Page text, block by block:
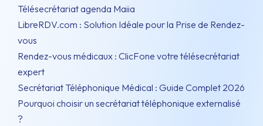
Télésecrétariat agenda Maiia
LibreRDV.com : Solution Idéale pour la Prise de Rendez-
vous
Rendez-vous médicaux : ClicFone votre télésecrétariat
expert
Secrétariat Téléphonique Médical : Guide Complet 2026
Pourquoi choisir un secrétariat téléphonique externalisé
?